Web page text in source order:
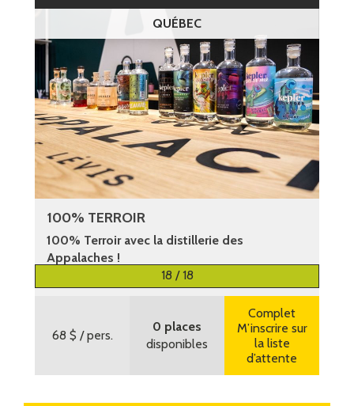
QUÉBEC
100% TERROIR
100% Terroir avec la distillerie des
Appalaches !
Plus d’informations
18 / 18
68 $ / pers.
0 places
disponibles
Complet
M’inscrire sur
la liste
d’attente